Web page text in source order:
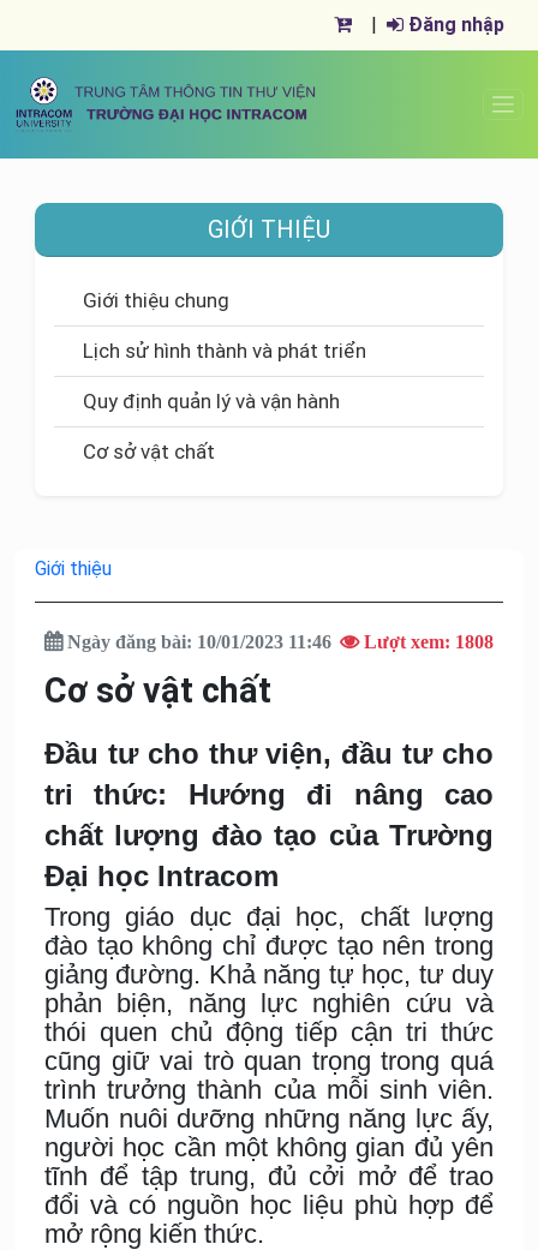
| Đăng nhập
GIỚI THIỆU
Giới thiệu chung
Lịch sử hình thành và phát triển
Quy định quản lý và vận hành
Cơ sở vật chất
Giới thiệu
Ngày đăng bài: 10/01/2023 11:46 Lượt xem: 1808
Cơ sở vật chất
Đầu tư cho thư viện, đầu tư cho
tri thức: Hướng đi nâng cao
chất lượng đào tạo của Trường
Đại học Intracom
Trong giáo dục đại học, chất lượng
đào tạo không chỉ được tạo nên trong
giảng đường. Khả năng tự học, tư duy
phản biện, năng lực nghiên cứu và
thói quen chủ động tiếp cận tri thức
cũng giữ vai trò quan trọng trong quá
trình trưởng thành của mỗi sinh viên.
Muốn nuôi dưỡng những năng lực ấy,
người học cần một không gian đủ yên
tĩnh để tập trung, đủ cởi mở để trao
đổi và có nguồn học liệu phù hợp để
mở rộng kiến thức.